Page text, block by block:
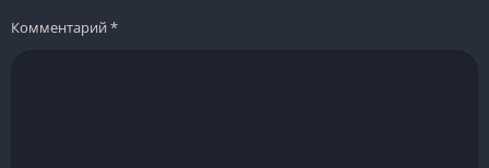
Комментарий*